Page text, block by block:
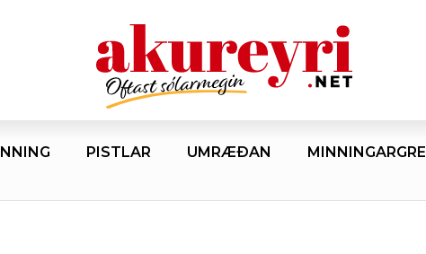
PISTLAR UMRÆÐAN